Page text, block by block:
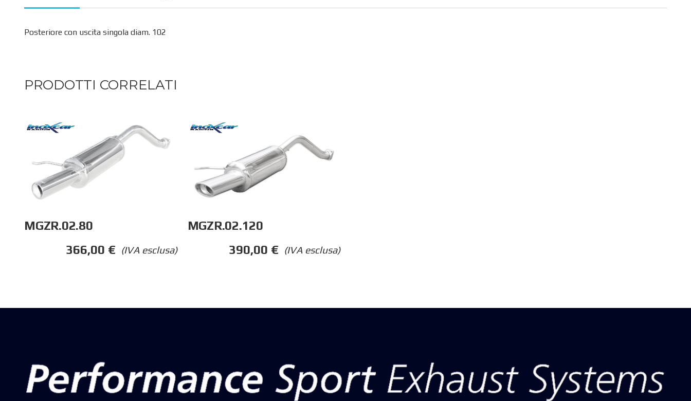
Posteriore con uscita singola diam. 102
PRODOTTI CORRELATI
MGZR.02.80
(IVA esclusa)
366,00 €
MGZR.02.120
(IVA esclusa)
390,00 €